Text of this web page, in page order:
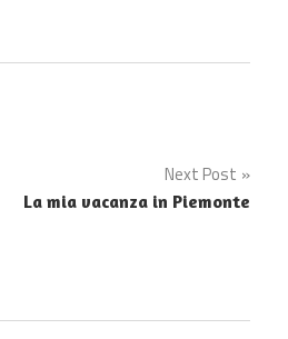
Next Post
La mia vacanza in Piemonte